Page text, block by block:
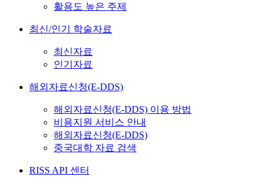
활용도 높은 주제
최신/인기 학술자료
최신자료
인기자료
해외자료신청(E-DDS)
해외자료신청(E-DDS) 이용 방법
비용지원 서비스 안내
해외자료신청(E-DDS)
중국대학 자료 검색
RISS API 센터